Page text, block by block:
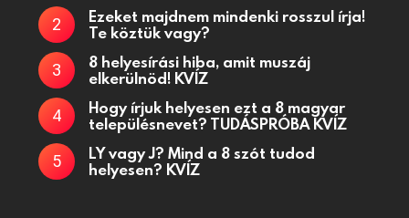
Ezeket majdnem mindenki rosszul írja!
Te köztük vagy?
8 helyesírási hiba, amit muszáj
elkerülnöd! KVÍZ
Hogy írjuk helyesen ezt a 8 magyar
településnevet? TUDÁSPRÓBA KVÍZ
LY vagy J? Mind a 8 szót tudod
helyesen? KVÍZ